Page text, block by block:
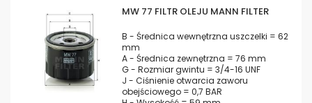
MW 77 FILTR OLEJU MANN FILTER
B - Średnica wewnętrzna uszczelki = 62
mm
A - Średnica zewnętrzna = 76 mm
G - Rozmiar gwintu = 3/4-16 UNF
J - Ciśnienie otwarcia zaworu
obejściowego = 0,7 BAR